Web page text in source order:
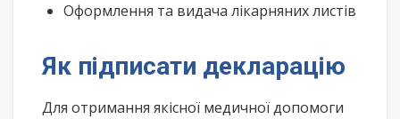
Оформлення та видача лікарняних листів
Як підписати декларацію
Для отримання якісної медичної допомоги